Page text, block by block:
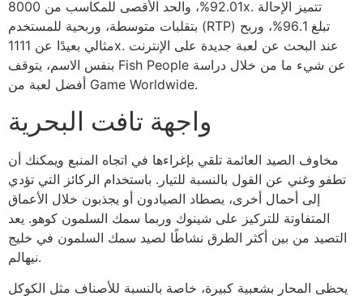
92.01%، والحد الأقصى للمكاسب من 8000x. تتميز الإحالة
بتقلبات متوسطة، وربحية للمستخدم (RTP) تبلغ 96.1%، وربح
مثالي بعيدًا عن 1111x. عند البحث عن لعبة جديدة على الإنترنت
بنفس الاسم، يتوقف Fish People عن شيء ما من خلال دراسة
أفضل لعبة من Game Worldwide.
واجهة تافت البحرية
مخاوف الصيد العائمة تلقي بإغراءها في اتجاه المنبع ويمكنك أن
تطفو وغني عن القول بالنسبة للتيار. باستخدام الركائز التي تؤدي
إلى أحمال أخرى، يصطاد الصيادون أو يجذبون خلال الأعماق
المتفاوتة للتركيز على شينوك وربما سمك السلمون كوهو. يعد
التصيد من بين أكثر الطرق نشاطًا لصيد سمك السلمون في خليج
نيهالم.
يحظى المحار بشعبية كبيرة، خاصة بالنسبة للأصناف مثل الكوكل